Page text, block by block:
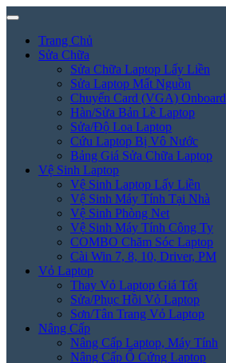
Trang Chủ
Sửa Chữa
Sửa Chữa Laptop Lấy Liền
Sửa Laptop Mất Nguồn
Chuyển Card (VGA) Onboard
Hàn/Sửa Bản Lề Laptop
Sửa/Độ Loa Laptop
Cứu Laptop Bị Vô Nước
Bảng Giá Sửa Chữa Laptop
Vệ Sinh Laptop
Vệ Sinh Laptop Lấy Liền
Vệ Sinh Máy Tính Tại Nhà
Vệ Sinh Phòng Net
Vệ Sinh Máy Tính Công Ty
COMBO Chăm Sóc Laptop
Cài Win 7, 8, 10, Driver, PM
Vỏ Laptop
Thay Vỏ Laptop Giá Tốt
Sửa/Phục Hồi Vỏ Laptop
Sơn/Tân Trang Vỏ Laptop
Nâng Cấp
Nâng Cấp Laptop, Máy Tính
Nâng Cấp Ổ Cứng Laptop